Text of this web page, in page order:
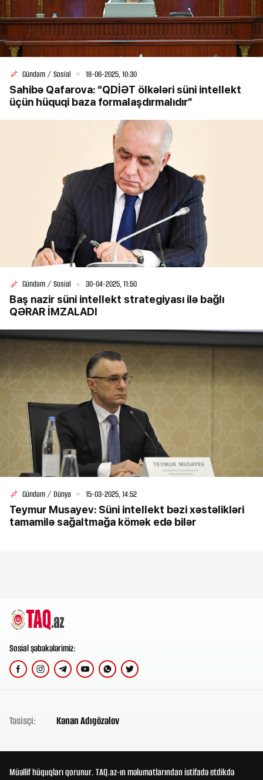
Gündəm / Sosial 18-06-2025, 10:30
Sahibə Qafarova: “QDİƏT ölkələri süni intellekt
üçün hüquqi baza formalaşdırmalıdır”
Gündəm / Sosial 30-04-2025, 11:50
Baş nazir süni intellekt strategiyası ilə bağlı
QƏRAR İMZALADI
Gündəm / Dünya 15-03-2025, 14:52
Teymur Musayev: Süni intellekt bəzi xəstəlikləri
tamamilə sağaltmağa kömək edə bilər
Sosial şəbəkələrimiz:
Təsisçi: Kənan Adıgözəlov
Müəllif hüquqları qorunur. TAQ.az-ın məlumatlarından istifadə etdikdə